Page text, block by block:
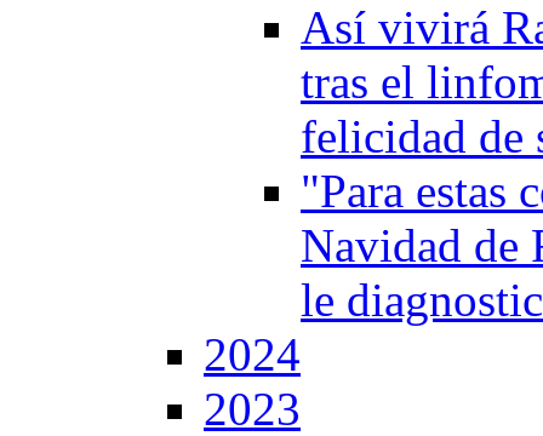
Así vivirá
tras el
felicidad de
"Para estas
Navidad de
le
2024
2023